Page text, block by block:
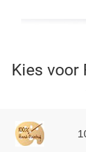
Kies voor